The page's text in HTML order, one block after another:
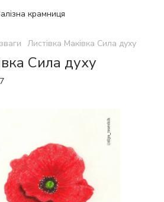
Листівка Маківка Сила духу
Сила духу